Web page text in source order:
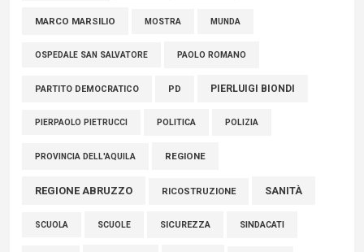
MARCO MARSILIO MOSTRA MUNDA
OSPEDALE SAN SALVATORE PAOLO ROMANO
PARTITO DEMOCRATICO PD PIERLUIGI BIONDI
PIERPAOLO PIETRUCCI POLITICA POLIZIA
PROVINCIA DELL'AQUILA REGIONE
REGIONE ABRUZZO RICOSTRUZIONE SANITÀ
SCUOLA SCUOLE SICUREZZA SINDACATI